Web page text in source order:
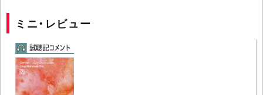
ミニ・レビュー